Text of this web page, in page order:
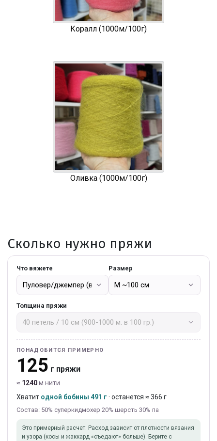
Коралл (1000м/100г)
Оливка (1000м/100г)
Сколько нужно пряжи
Что вяжете Размер
Толщина пряжи
ПОНАДОБИТСЯ ПРИМЕРНО
125 г пряжи
≈ 1240м нити
Хватит одной бобины 491 г · останется ≈ 366 г
Состав: 50% суперкидмохер 20% шерсть 30% па
Это примерный расчет. Расход зависит от плотности вязания
и узора (косы и жаккард «съедают» больше). Берите с